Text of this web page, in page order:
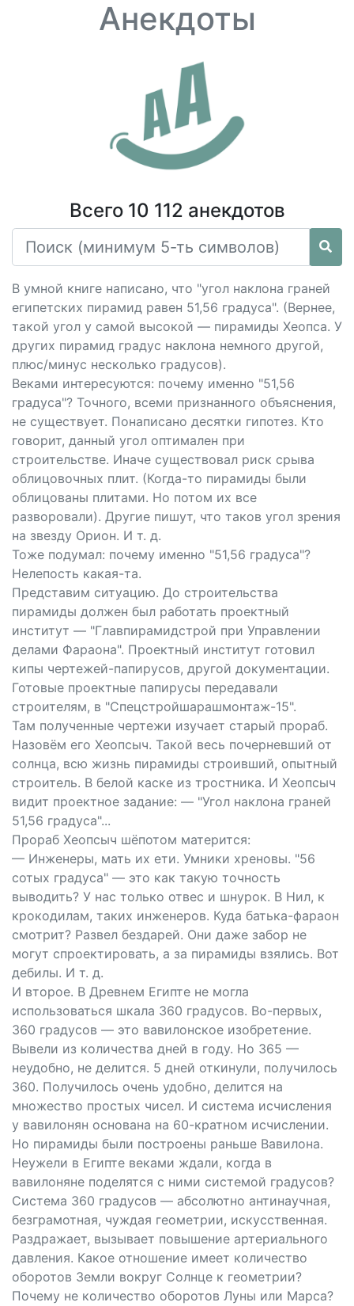
Анекдоты
Всего 10 112 анекдотов
В умной книге написано, что "угол наклона граней
египетских пирамид равен 51,56 градуса". (Вернее,
такой угол у самой высокой — пирамиды Хеопса. У
других пирамид градус наклона немного другой,
плюс/минус несколько градусов).
Веками интересуются: почему именно "51,56
градуса"? Точного, всеми признанного объяснения,
не существует. Понаписано десятки гипотез. Кто
говорит, данный угол оптимален при
строительстве. Иначе существовал риск срыва
облицовочных плит. (Когда-то пирамиды были
облицованы плитами. Но потом их все
разворовали). Другие пишут, что таков угол зрения
на звезду Орион. И т. д.
Тоже подумал: почему именно "51,56 градуса"?
Нелепость какая-та.
Представим ситуацию. До строительства
пирамиды должен был работать проектный
институт — "Главпирамидстрой при Управлении
делами Фараона". Проектный институт готовил
кипы чертежей-папирусов, другой документации.
Готовые проектные папирусы передавали
строителям, в "Спецстройшарашмонтаж-15".
Там полученные чертежи изучает старый прораб.
Назовём его Хеопсыч. Такой весь почерневший от
солнца, всю жизнь пирамиды строивший, опытный
строитель. В белой каске из тростника. И Хеопсыч
видит проектное задание: — "Угол наклона граней
51,56 градуса"...
Прораб Хеопсыч шёпотом матерится:
— Инженеры, мать их ети. Умники хреновы. "56
сотых градуса" — это как такую точность
выводить? У нас только отвес и шнурок. В Нил, к
крокодилам, таких инженеров. Куда батька-фараон
смотрит? Развел бездарей. Они даже забор не
могут спроектировать, а за пирамиды взялись. Вот
дебилы. И т. д.
И второе. В Древнем Египте не могла
использоваться шкала 360 градусов. Во-первых,
360 градусов — это вавилонское изобретение.
Вывели из количества дней в году. Но 365 —
неудобно, не делится. 5 дней откинули, получилось
360. Получилось очень удобно, делится на
множество простых чисел. И система исчисления
у вавилонян основана на 60-кратном исчислении.
Но пирамиды были построены раньше Вавилона.
Неужели в Египте веками ждали, когда в
вавилоняне поделятся с ними системой градусов?
Система 360 градусов — абсолютно антинаучная,
безграмотная, чуждая геометрии, искусственная.
Раздражает, вызывает повышение артериального
давления. Какое отношение имеет количество
оборотов Земли вокруг Солнце к геометрии?
Почему не количество оборотов Луны или Марса?